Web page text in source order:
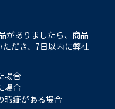
がありましたら、商品
だき、7日以内に弊社
場合
場合
瑕疵がある場合